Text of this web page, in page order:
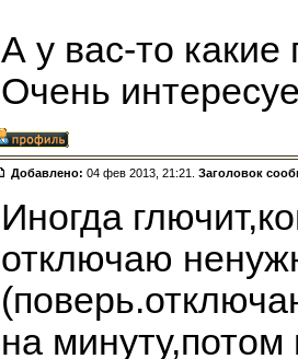
А у вас-то
Очень
Добавлено: 04 фев 2013, 21:21. Заголовок
Иногда
отключаю
на